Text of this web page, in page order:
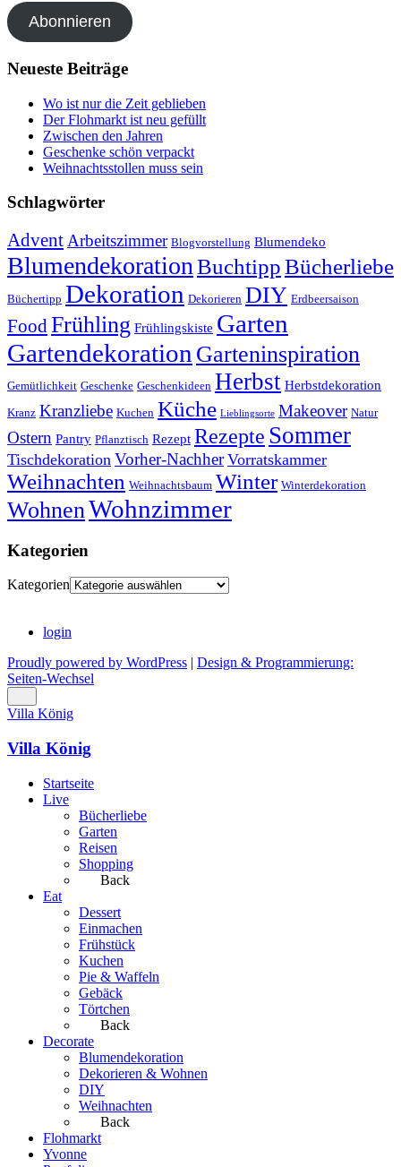
Abonnieren
Neueste Beiträge
Wo ist nur die Zeit geblieben
Der Flohmarkt ist neu gefüllt
Zwischen den Jahren
Geschenke schön verpackt
Weihnachtsstollen muss sein
Schlagwörter
Advent Arbeitszimmer Blogvorstellung Blumendeko
Blumendekoration BuchtippBücherliebe
Büchertipp Dekoration Dekorieren DIY Erdbeersaison
FoodFrühling Frühlingskiste Garten
Gartendekoration Garteninspiration
Gemütlichkeit Geschenke Geschenkideen Herbst Herbstdekoration
Kranz Kranzliebe Kuchen Küche Lieblingsorte Makeover Natur
Ostern Pantry Pflanztisch Rezept Rezepte Sommer
Tischdekoration Vorher-Nachher Vorratskammer
Weihnachten Weihnachtsbaum Winter Winterdekoration
WohnenWohnzimmer
Kategorien
Kategorien
login
Proudly powered by WordPress
Design & Programmierung:
Seiten-Wechsel
Villa König
Villa König
Startseite
Live
Bücherliebe
Garten
Reisen
Shopping
Back
Eat
Dessert
Einmachen
Frühstück
Kuchen
Pie & Waffeln
Gebäck
Törtchen
Back
Decorate
Blumendekoration
Dekorieren & Wohnen
DIY
Weihnachten
Back
Flohmarkt
Yvonne